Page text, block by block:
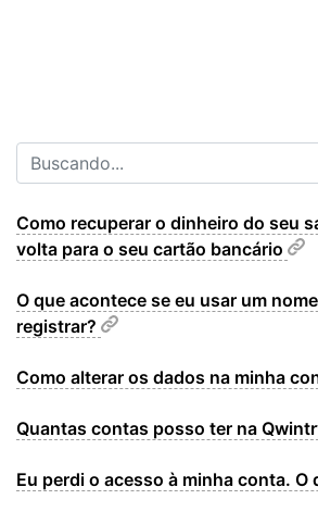
Como recuperar o dinheiro do seu
volta para o seu cartão bancário
O que acontece se eu usar um
registrar?
Como alterar os dados na minha
Quantas contas posso ter na
Eu perdi o acesso à minha conta. O